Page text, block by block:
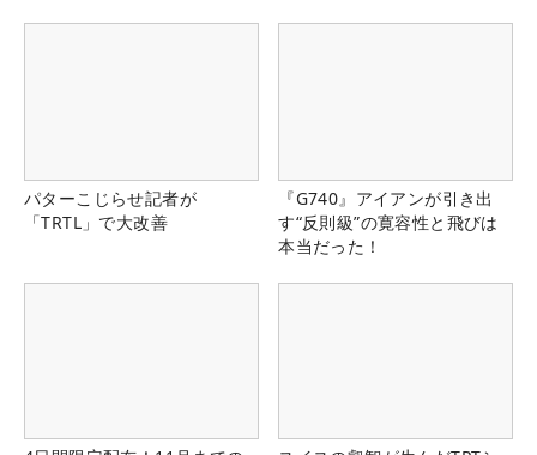
パターこじらせ記者が
「TRTL」で大改善
『G740』アイアンが引き出
す“反則級”の寛容性と飛びは
本当だった！